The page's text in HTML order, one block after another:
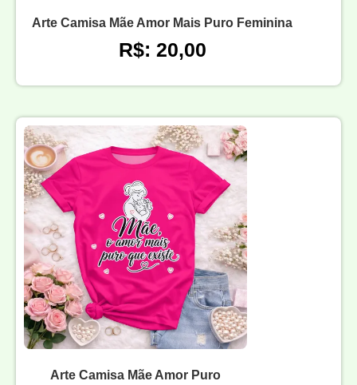
Arte Camisa Mãe Amor Mais Puro Feminina
R$: 20,00
Arte Camisa Mãe Amor Puro